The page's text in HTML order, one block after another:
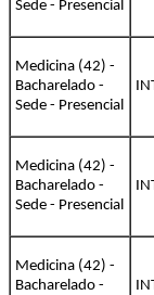
Sede - Presencial
Medicina (42) -
Bacharelado -
Sede - Presencial
Medicina (42) -
Bacharelado -
Sede - Presencial
Medicina (42) -
Bacharelado -